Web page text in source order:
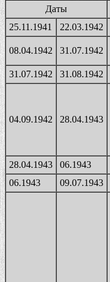
Даты
25.11.1941
22.03.1942
08.04.1942 31.07.1942
31.07.1942 31.08.1942
04.09.1942 28.04.1943
28.04.1943 06.1943
06.1943
09.07.1943